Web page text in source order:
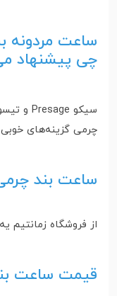
ساعت
چی پیشنهاد
چرمی گزینه‌های
ساعت بند
از فروشگاه زمانتیم
قیمت ساعت